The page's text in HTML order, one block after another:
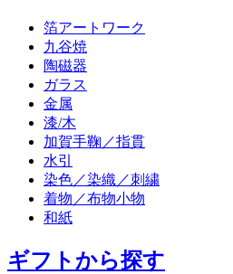
箔アートワーク
九谷焼
陶磁器
ガラス
金属
漆/木
加賀手鞠／指貫
水引
染色／染織／刺繍
着物／布物小物
和紙
ギフトから探す